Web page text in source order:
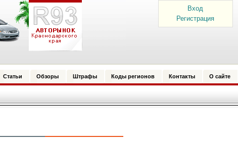
Вход
Регистрация
Статьи Обзоры Штрафы Коды регионов Контакты О сайте